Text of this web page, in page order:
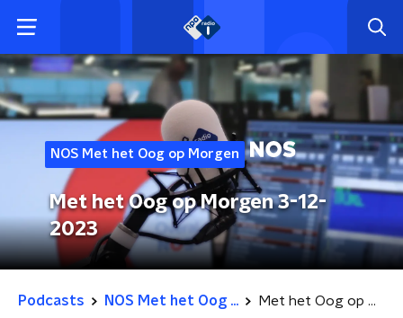
NOS Met het Oog op Morgen
Met het Oog op Morgen 3-12-
2023
Podcasts NOS Met het Oog ... Met het Oog op Morgen 3-12-2023